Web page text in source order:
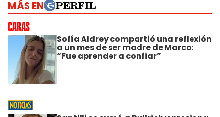
MÁS EN
Sofía Aldrey compartió una reflexión
a un mes de ser madre de Marco:
“Fue aprender a confiar”